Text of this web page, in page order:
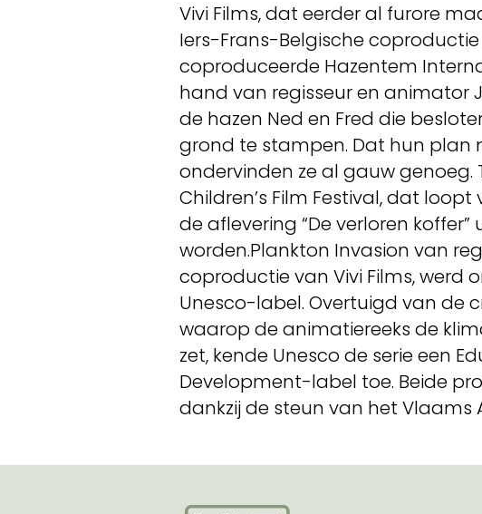
Vivi Films, dat eerder al furore
Iers-Frans-Belgische
coproduceerde Hazentem
hand van regisseur en animator
de hazen Ned en Fred die
grond te stampen. Dat hun plan
ondervinden ze al gauw
Children’s Film Festival, dat loopt
de aflevering “De verloren
worden.Plankton Invasion van
coproductie van Vivi Films, werd
Unesco-label. Overtuigd van de
waarop de animatiereeks de
zet, kende Unesco de serie een
Development-label toe. Beide
dankzij de steun van het Vlaams